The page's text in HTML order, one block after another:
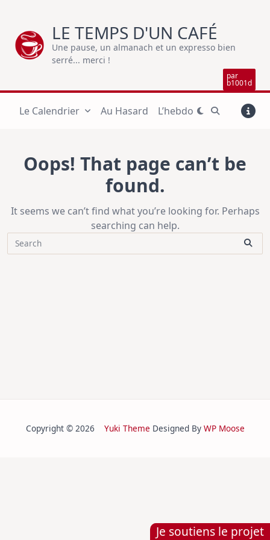
Je soutiens le projet
content
LE TEMPS D'UN CAFÉ
Une pause, un almanach et un expresso bien
serré... merci !
par
b1001d
Le Calendrier Au Hasard L’hebdo
Oops! That page can’t be
found.
It seems we can’t find what you’re looking for. Perhaps
searching can help.
Search
Copyright © 2026 Yuki Theme Designed By WP Moose